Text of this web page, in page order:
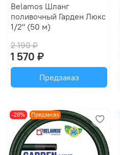
Belamos Шланг
поливочный Гарден Люкс
1/2" (50 м)
2 190 ₽
1 570 ₽
Предзаказ
-28% Предзаказ